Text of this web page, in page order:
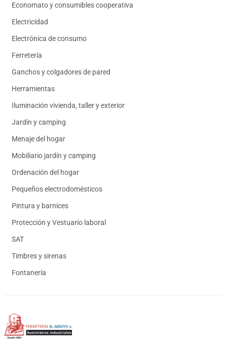
Economato y consumibles cooperativa
Electricidad
Electrónica de consumo
Ferretería
Ganchos y colgadores de pared
Herramientas
Iluminación vivienda, taller y exterior
Jardín y camping
Menaje del hogar
Mobiliario jardín y camping
Ordenación del hogar
Pequeños electrodomésticos
Pintura y barnices
Protección y Vestuario laboral
SAT
Timbres y sirenas
Fontanería